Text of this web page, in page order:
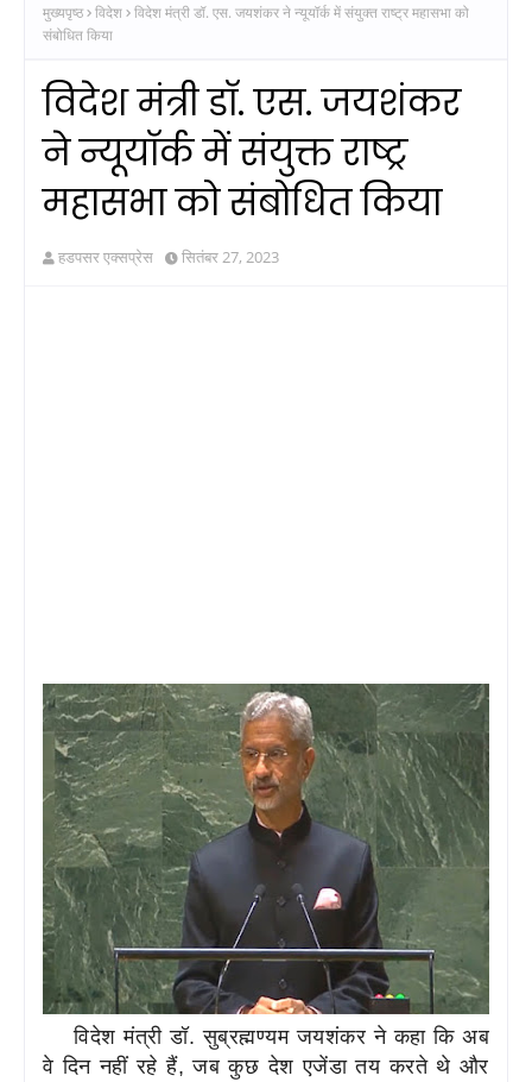
मुख्यपृष्ठ विदेश विदेश मंत्री डॉ. एस. जयशंकर ने न्यूयॉर्क में संयुक्त राष्ट्र महासभा को
संबोधित किया
विदेश मंत्री डॉ. एस. जयशंकर
ने न्यूयॉर्क में संयुक्त राष्ट्र
महासभा को संबोधित किया
हडपसर एक्सप्रेस सितंबर 27, 2023
विदेश मंत्री डॉ. सुब्रह्मण्‍यम जयशंकर ने कहा कि अब
वे दिन नहीं रहे हैं, जब कुछ देश एजेंडा तय करते थे और